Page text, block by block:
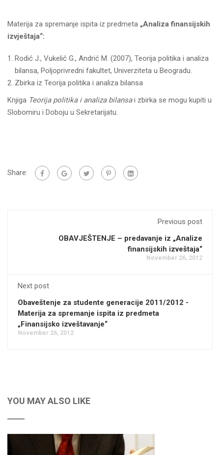
Materija za spremanje ispita iz predmeta „Analiza finansijskih
izvještaja“:
Rodić J., Vukelić G., Andrić M. (2007), Teorija politika i analiza
bilansa, Poljoprivredni fakultet, Univerziteta u Beogradu.
Zbirka iz Teorija politika i analiza bilansa
Knjiga Teorija politika i analiza bilansai zbirka se mogu kupiti u
Slobomiru i Doboju u Sekretarijatu.
Share:
Previous post
OBAVJEŠTENJE – predavanje iz „Analize
finansijskih izveštaja“
November 26, 2012
Next post
Obaveštenje za studente generacije 2011/2012 -
Materija za spremanje ispita iz predmeta
„Finansijsko izveštavanje“
November 26, 2012
YOU MAY ALSO LIKE